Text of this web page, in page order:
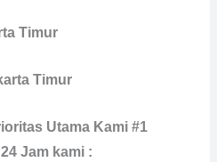
Timur
Timur
Utama Kami #1
Jam kami :